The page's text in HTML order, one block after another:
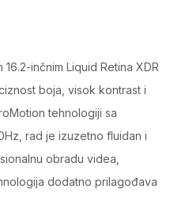
inčnim Liquid Retina XDR
boja, visok kontrast i
tehnologiji sa
rad je izuzetno fluidan i
obradu videa,
dodatno prilagođava